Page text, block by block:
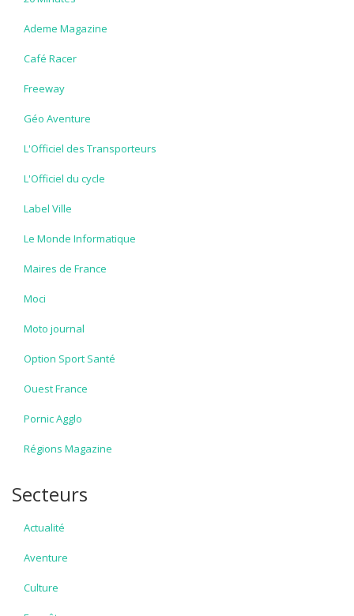
Ademe Magazine
Café Racer
Freeway
Géo Aventure
L'Officiel des Transporteurs
L'Officiel du cycle
Label Ville
Le Monde Informatique
Maires de France
Moci
Moto journal
Option Sport Santé
Ouest France
Pornic Agglo
Régions Magazine
Secteurs
Actualité
Aventure
Culture